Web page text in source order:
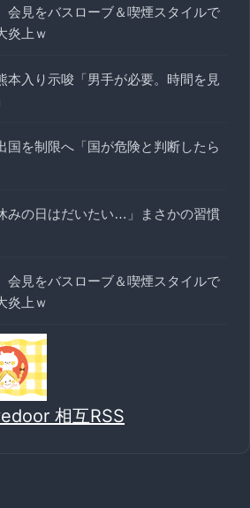
会見をバスローブ＆喫煙スタイルで
炎上ｗ
本入り示唆「男手が必要。時間を見
国を制限へ「国が危険と判断したら
みの日はだいたい…」まさかの習慣
会見をバスローブ＆喫煙スタイルで
炎上ｗ
相互RSS